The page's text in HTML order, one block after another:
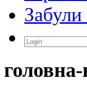
Забули